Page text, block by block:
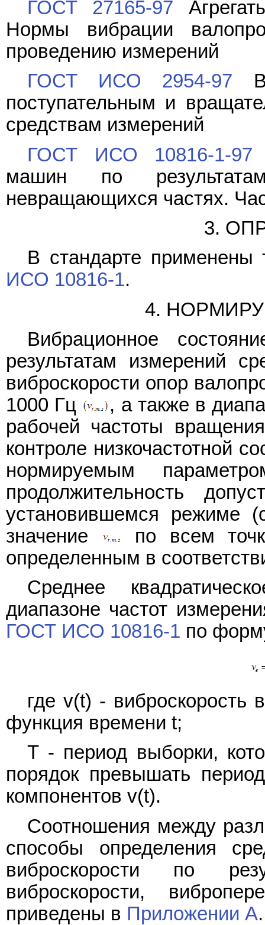
ГОСТ 27165-97
Нормы вибрации
проведению измерений
ГОСТ ИСО 2954-97
поступательным и
средствам измерений
ГОСТ ИСО 10816-1-97
машин по
невращающихся частях.
3.
В стандарте
ИСО 10816-1.
4.
Вибрационное
результатам измерений
виброскорости опор
1000 Гц
, а также в
рабочей частоты
контроле низкочастотной
нормируемым
продолжительность
установившемся режиме
значение
по всем
определенным в
Среднее
диапазоне частот
ГОСТ ИСО 10816-1 по
где v(t) - виброскорость
функция времени t;
T - период выборки,
порядок превышать
компонентов v(t).
Соотношения между
способы определения
виброскорости по
виброскорости,
приведены в Приложении А.